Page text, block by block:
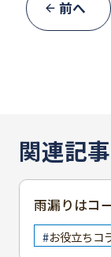
前へ
関連記事
雨漏りはコ
本解決への
説お役立ちコ